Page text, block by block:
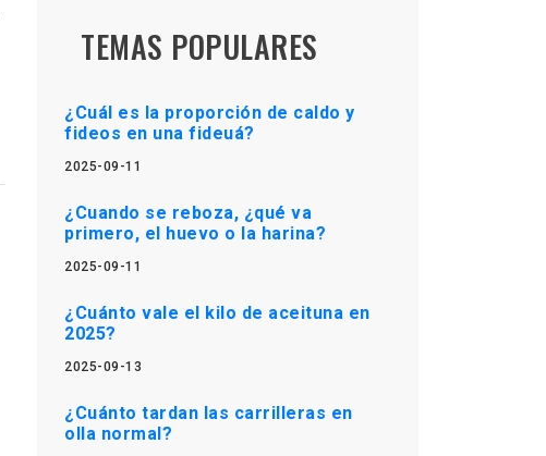
TEMAS POPULARES
¿Cuál es la proporción de caldo y
fideos en una fideuá?
2025-09-11
¿Cuando se reboza, ¿qué va
primero, el huevo o la harina?
2025-09-11
¿Cuánto vale el kilo de aceituna en
2025?
2025-09-13
¿Cuánto tardan las carrilleras en
olla normal?